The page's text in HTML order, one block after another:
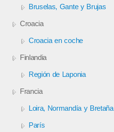
Bruselas, Gante y Brujas
Croacia
Croacia en coche
Finlandia
Región de Laponia
Francia
Loira, Normandía y Bretaña
París